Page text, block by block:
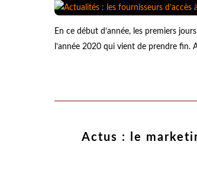
En ce début d’année, les premiers
l’année 2020 qui vient de prendre fin.
Actus : le